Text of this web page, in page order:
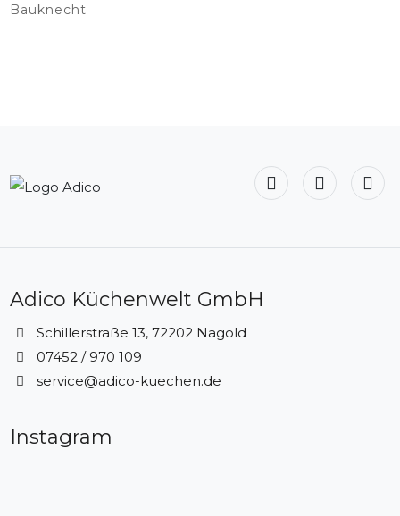
Bauknecht
Adico Küchenwelt GmbH
Schillerstraße 13, 72202 Nagold
07452 / 970 109
service@adico-kuechen.de
Instagram